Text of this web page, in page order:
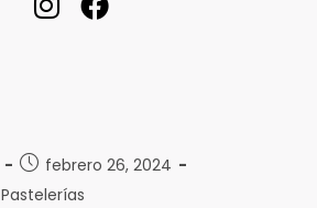
febrero 26, 2024
Pastelerías